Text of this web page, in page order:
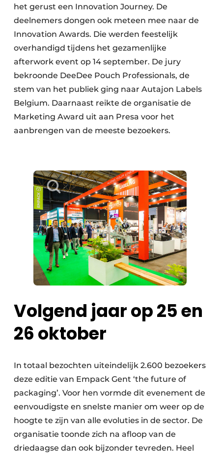
het gerust een Innovation Journey. De
deelnemers dongen ook meteen mee naar de
Innovation Awards. Die werden feestelijk
overhandigd tijdens het gezamen­lijke
afterwork event op 14 september. De jury
bekroonde DeeDee Pouch Professionals, de
stem van het publiek ging naar Autajon Labels
Belgium. Daarnaast reikte de organisatie de
Marketing Award uit aan Presa voor het
aanbrengen van de meeste bezoekers.
Volgend jaar op 25 en
26 oktober
In totaal bezochten uiteindelijk 2.600 bezoekers
deze editie van Empack Gent ‘the future of
packaging’. Voor hen vormde dit evenement de
eenvoudigste en snelste manier om weer op de
hoogte te zijn van alle evoluties in de sector. De
organisatie toonde zich na afloop van de
driedaagse dan ook bijzonder tevreden. Heel